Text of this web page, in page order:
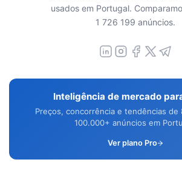
usados em Portugal.
1 726 199 anúncios.
Inteligência de mercado
Preços, concorrência e tendências de
100.000+ anúncios em
Ver plano Pro